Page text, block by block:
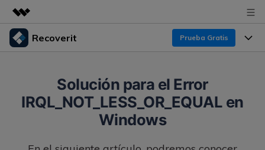
Productos destacados
Resumen
Quiénes somos
Sala de prensa
Recoverit Prueba Gratis
Recoverit para Windows
Funciones
Solución para el Error
IRQL_NOT_LESS_OR_EQUAL en
Windows